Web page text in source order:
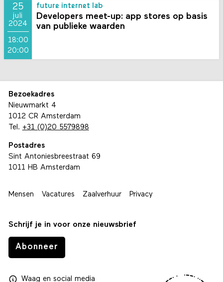
25
juli
2024
18:00
20:00
future internet lab
Developers meet-up: app stores op basis
van publieke waarden
Bezoekadres
Nieuwmarkt 4
1012 CR Amsterdam
Tel. +31 (0)20 5579898
Postadres
Sint Antoniesbreestraat 69
1011 HB Amsterdam
Mensen Vacatures Zaalverhuur Privacy
Schrijf je in voor onze nieuwsbrief
Abonneer
Waagen social media